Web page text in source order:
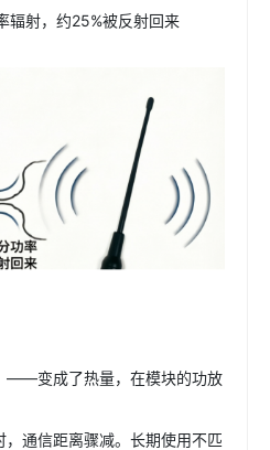
辐射，约25%被反射回来
——变成了热量，在模块的功放
通信距离骤减。长期使用不匹